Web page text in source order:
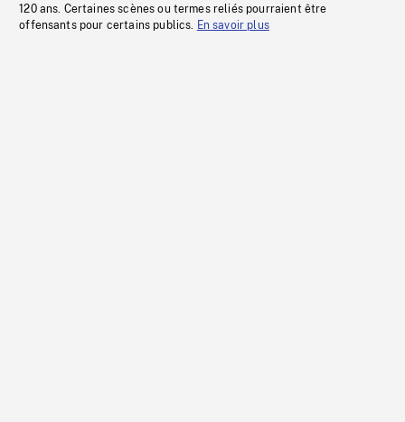
120 ans. Certaines scènes ou termes reliés pourraient être
offensants pour certains publics. En savoir plus